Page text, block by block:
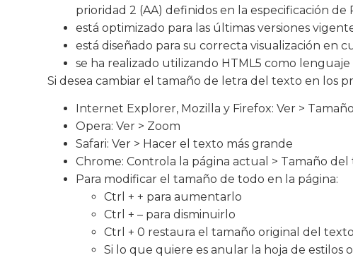
prioridad 2 (AA) definidos en la especificación de
está optimizado para las últimas versiones
está diseñado para su correcta visualización en
se ha realizado utilizando HTML5 como lenguaje
Si desea cambiar el tamaño de letra del texto en los
Internet Explorer, Mozilla y Firefox: Ver >
Opera: Ver > Zoom
Safari: Ver > Hacer el texto más grande
Chrome: Controla la página actual > Tamaño del
Para modificar el tamaño de todo en la página:
Ctrl + + para aumentarlo
Ctrl + – para disminuirlo
Ctrl + 0 restaura el tamaño original del texto
Si lo que quiere es anular la hoja de